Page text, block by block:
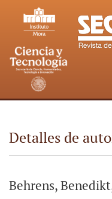
Detalles de autor/a
Detalles de
Behrens,